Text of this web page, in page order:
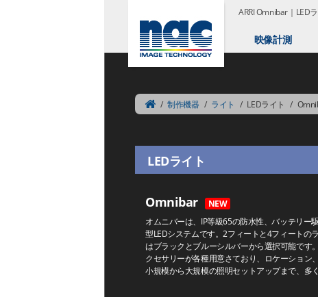
ARRI Omnibar｜LED
映像計測
/ 制作機器 / ライト / LEDライト /
LEDライト
Omnibar
NEW
オムニバーは、IP等級65の防水性、バッテリー
型LEDシステムです。2フィートと4フィートの
はブラックとブルーシルバーから選択可能です
クセサリーが各種用意さており、ロケーション
小規模から大規模の照明セットアップまで、多